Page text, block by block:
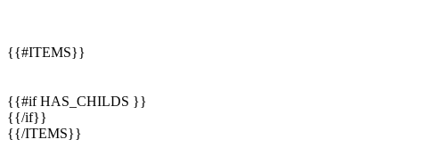
{{#ITEMS}}
{{#if HAS_CHILDS }}
{{/if}}
{{/ITEMS}}